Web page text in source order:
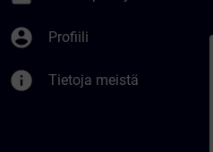
account_circle Profiili
info Tietoja meistä